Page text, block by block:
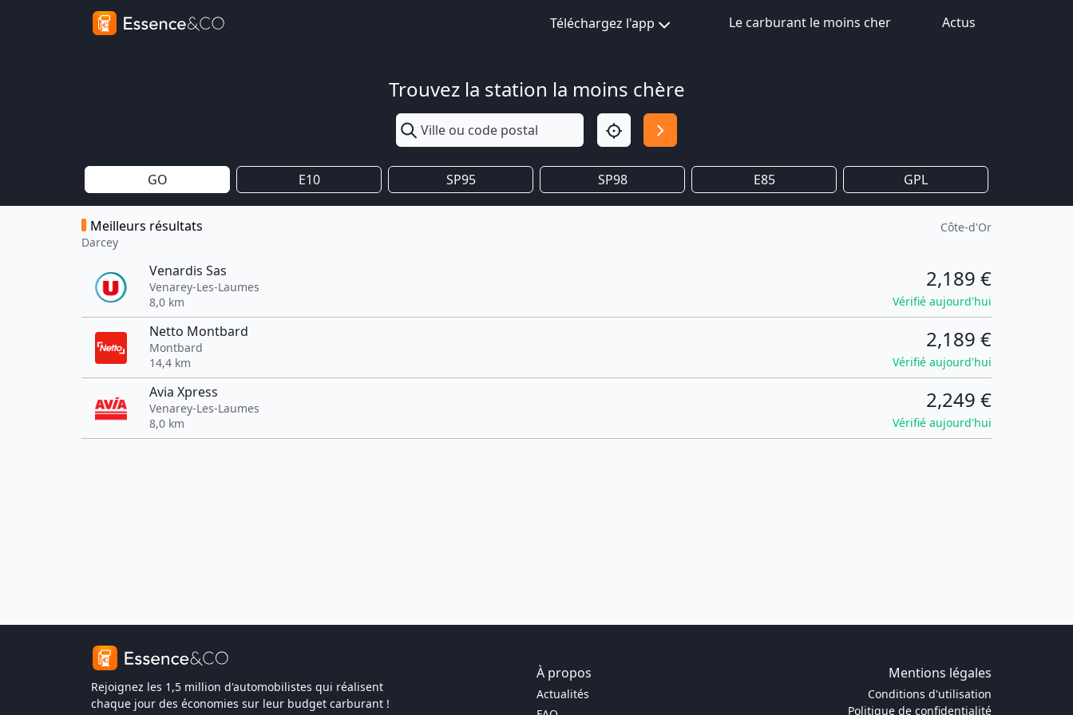
Téléchargez l'app Le carburant le moins cher Actus
Trouvez la station la moins chère
GO E10 SP95 SP98 E85 GPL
Meilleurs résultats
Darcey
Côte-d'Or
Venardis Sas
Venarey-Les-Laumes
8,0 km
2,189 €
Vérifié aujourd'hui
Netto Montbard
Montbard
14,4 km
2,189 €
Vérifié aujourd'hui
Avia Xpress
Venarey-Les-Laumes
8,0 km
2,249 €
Vérifié aujourd'hui
Rejoignez les 1,5 million d'automobilistes qui réalisent
chaque jour des économies sur leur budget carburant !
À propos Mentions légales
Actualités
Conditions d'utilisation
Politique de confidentialité